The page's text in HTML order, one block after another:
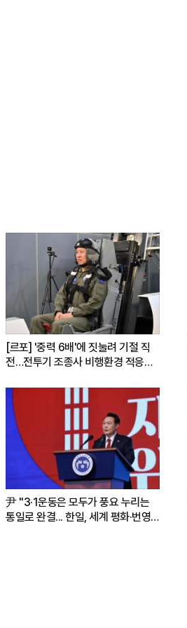
[르포] '중력 6배'에 짓눌려 기절 직
전…전투기 조종사 비행환경 적응훈
尹 "3·1운동은 모두가 풍요 누리는
통일로 완결... 한일, 세계 평화·번영